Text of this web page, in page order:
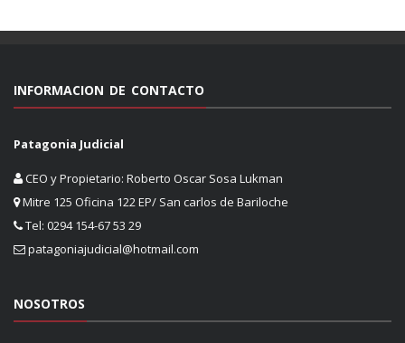
INFORMACION DE CONTACTO
Patagonia Judicial
CEO y Propietario: Roberto Oscar Sosa Lukman
Mitre 125 Oficina 122 EP/ San carlos de Bariloche
Tel: 0294 154-67 53 29
patagoniajudicial@hotmail.com
NOSOTROS